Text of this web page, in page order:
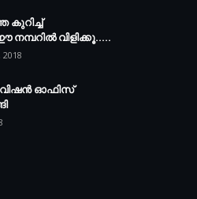
കുറിച്ച്
വിളിക്കൂ.....
ഓഫിസ്